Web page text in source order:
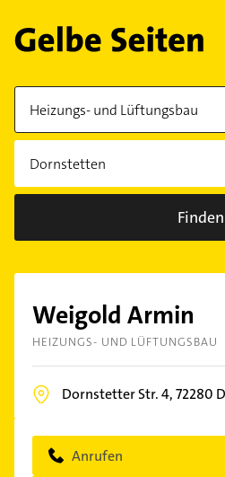
Finden
Weigold Armin
HEIZUNGS- UND LÜFTUNGSBAU
Dornstetter Str. 4,72280
Anrufen